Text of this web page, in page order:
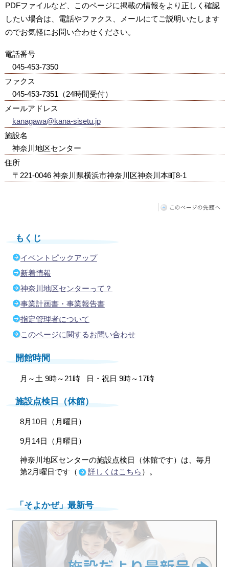
PDFファイルなど、このページに掲載の情報をより正しく確認
したい場合は、電話やファクス、メールにてご説明いたします
のでお気軽にお問い合わせください。
電話番号
045-453-7350
ファクス
045-453-7351（24時間受付）
メールアドレス
kanagawa@kana-sisetu.jp
施設名
神奈川地区センター
住所
〒221-0046 神奈川県横浜市神奈川区神奈川本町8-1
もくじ
イベントピックアップ
新着情報
神奈川地区センターって？
事業計画書・事業報告書
指定管理者について
このページに関するお問い合わせ
開館時間
月～土 9時～21時 日・祝日 9時～17時
施設点検日（休館）
8月10日（月曜日）
9月14日（月曜日）
神奈川地区センターの施設点検日（休館です）は、毎月
第2月曜日です（
詳しくはこちら ）。
「そよかぜ」最新号